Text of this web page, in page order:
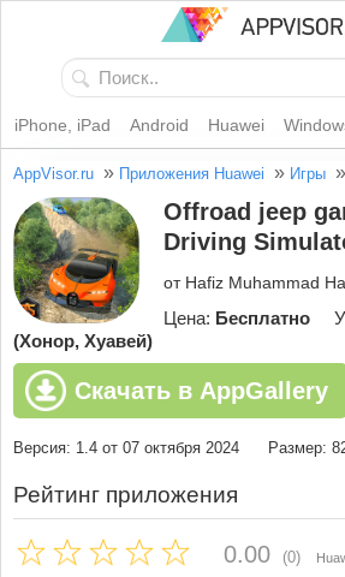
iPhone, iPad Android Huawei
AppVisor.ru » Приложения Huawei » Игры »
Offroad jeep
Driving
от Hafiz Muhammad
Цена: Бесплатно
(Хонор, Хуавей)
Скачать в AppGallery
Версия: 1.4 от 07 октября 2024 Размер:
Рейтинг приложения
0.00 (0)